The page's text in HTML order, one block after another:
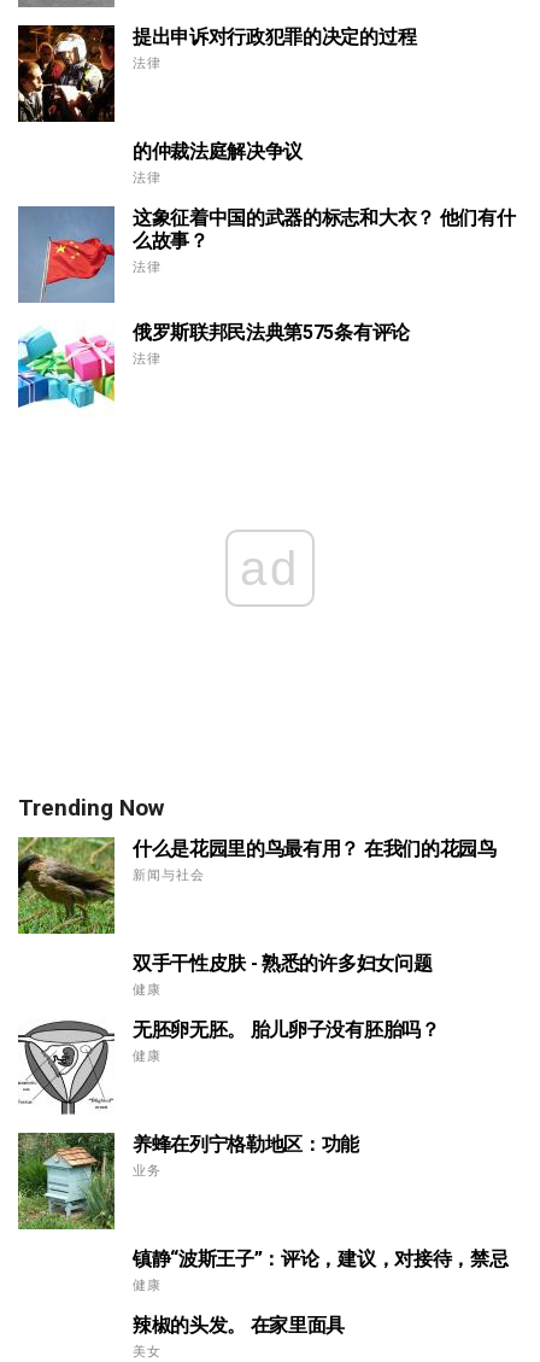
提出申诉对行政犯罪的决定的过程
法律
的仲裁法庭解决争议
法律
这象征着中国的武器的标志和大衣？ 他们有什
么故事？
法律
俄罗斯联邦民法典第575条有评论
法律
ad
Trending Now
什么是花园里的鸟最有用？ 在我们的花园鸟
新闻与社会
双手干性皮肤 - 熟悉的许多妇女问题
健康
无胚卵无胚。 胎儿卵子没有胚胎吗？
健康
养蜂在列宁格勒地区：功能
业务
镇静“波斯王子”：评论，建议，对接待，禁忌
健康
辣椒的头发。 在家里面具
美女